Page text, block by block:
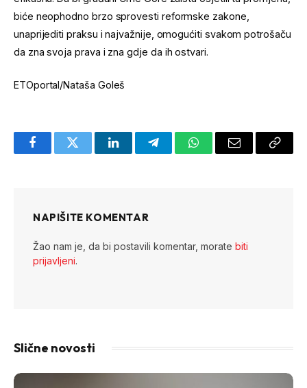
biće neophodno brzo sprovesti reformske zakone,
unaprijediti praksu i najvažnije, omogućiti svakom potrošaču
da zna svoja prava i zna gdje da ih ostvari.
ETOportal/Nataša Goleš
FacebookTwitter LinkedInTelegramWhatsAppEmail
Copy
NAPIŠITE KOMENTAR
Žao nam je, da bi postavili komentar, morate biti
prijavljeni.
Slične novosti